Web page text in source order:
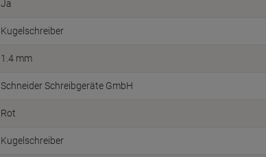
Ja
Kugelschreiber
1.4 mm
Schneider Schreibgeräte GmbH
Rot
Kugelschreiber